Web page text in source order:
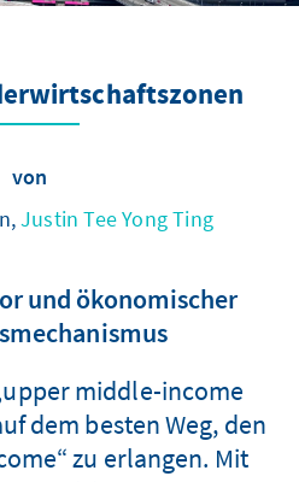
von
Justin Tee Yong Ting
und ökonomischer
middle-income
dem besten Weg, den
zu erlangen. Mit